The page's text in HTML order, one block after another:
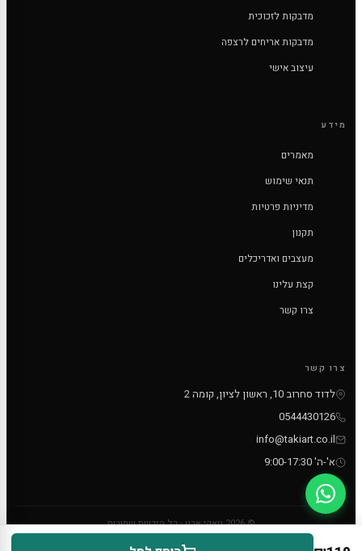
מדבקות לזכוכית
מדבקות אריחים לרצפה
עיצוב אישי
מידע
מאמרים
תנאי שימוש
מדיניות פרטיות
תקנון
מעצבים ואדריכלים
קצת עלינו
צרו קשר
צרו קשר
לדוד סחרוב 10, ראשון לציון, קומה 2
0544430126
info@takiart.co.il
א'-ה' 9:00-17:30
© 2026 טאקי ארט - כל הזכויות שמורות